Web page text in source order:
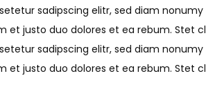
sadipscing elitr, sed diam
et justo duo dolores et ea rebum. Stet
sadipscing elitr, sed diam
et justo duo dolores et ea rebum. Stet